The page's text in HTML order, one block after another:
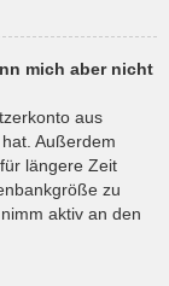
mich aber nicht
aus
Außerdem
längere Zeit
zu
aktiv an den